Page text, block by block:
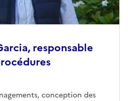
responsable
conception des